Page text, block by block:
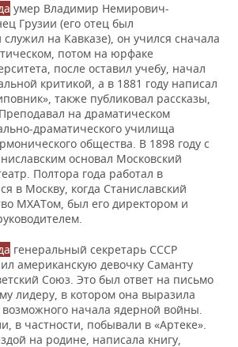
умер Владимир Немирович-
Грузии (его отец был
на Кавказе), он учился сначала
потом на юрфаке
после оставил учебу, начал
критикой, а в 1881 году написал
также публиковал рассказы,
на драматическом
драматического училища
общества. В 1898 году с
основал Московский
Полтора года работал в
в Москву, когда Станиславский
МХАТом, был его директором и
генеральный секретарь СССР
американскую девочку Саманту
Союз. Это был ответ на письмо
лидеру, в котором она выразила
возможного начала ядерной войны.
в частности, побывали в «Артеке».
на родине, написала книгу,